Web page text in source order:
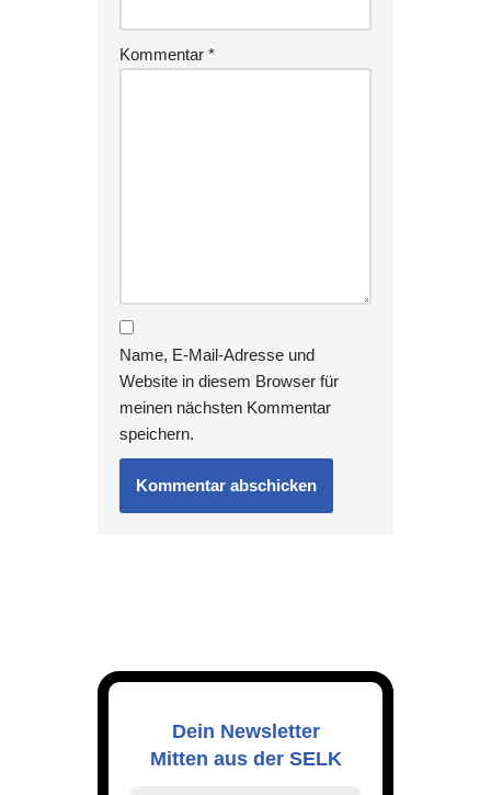
Kommentar *
Name, E-Mail-Adresse und
Website in diesem Browser für
meinen nächsten Kommentar
speichern.
Dein Newsletter
Mitten aus der SELK